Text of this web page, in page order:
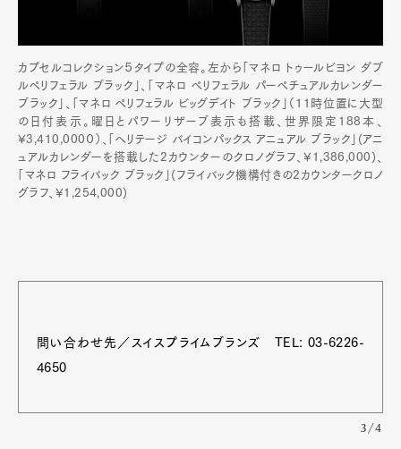
カプセルコレクション５タイプの全容。左から「マネロ トゥールビヨン ダブ
ルペリフェラル ブラック」、「マネロ ペリフェラル パーペチュアルカレンダー
ブラック」、「マネロ ペリフェラル ビッグデイト ブラック」（11時位置に大型
の日付表示。曜日とパワーリザーブ表示も搭載、世界限定188本、
¥3,410,000０）、「ヘリテージ バイコンパックス アニュアル ブラック」(アニ
ュアルカレンダーを搭載した2カウンターのクロノグラフ、¥1,386,000)、
「マネロ フライバック ブラック」(フライバック機構付きの2カウンタークロノ
グラフ、¥1,254,000)
問い合わせ先／スイスプライムブランズ TEL: 03-6226-
4650
3/4